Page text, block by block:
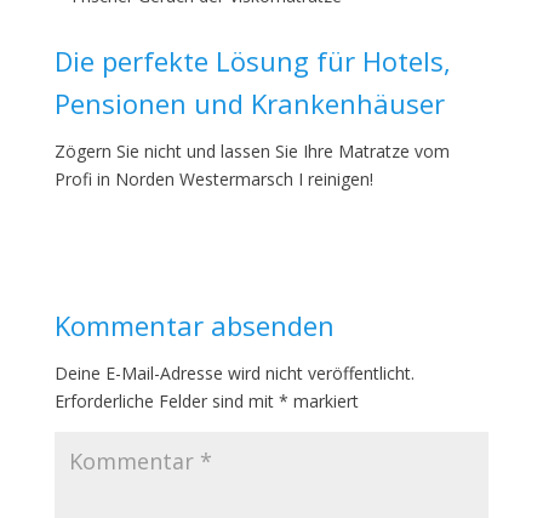
Die perfekte Lösung für Hotels,
Pensionen und Krankenhäuser
Zögern Sie nicht und lassen Sie Ihre Matratze vom
Profi in Norden Westermarsch I reinigen!
Kommentar absenden
Deine E-Mail-Adresse wird nicht veröffentlicht.
Erforderliche Felder sind mit * markiert